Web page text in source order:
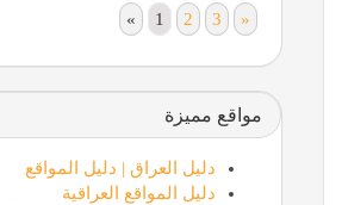
« 1 2 3 »
مواقع مميزة
دليل العراق | دليل المواقع
دليل المواقع العراقية